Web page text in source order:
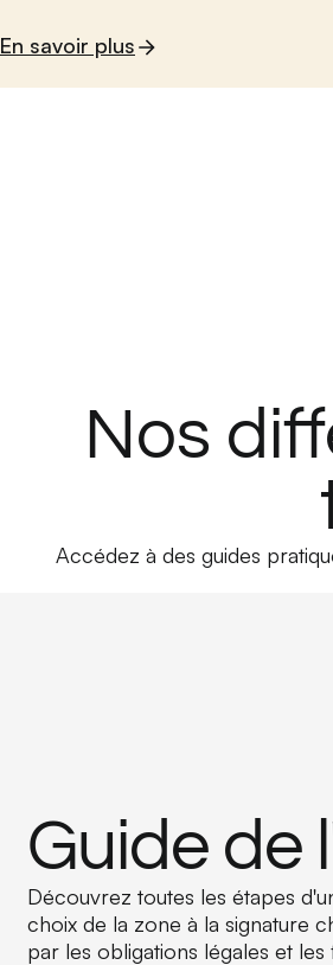
En savoir plus
Nos
Accédez à des guides
Guide de
Découvrez toutes les étapes
choix de la zone à la signature
par les obligations légales et les